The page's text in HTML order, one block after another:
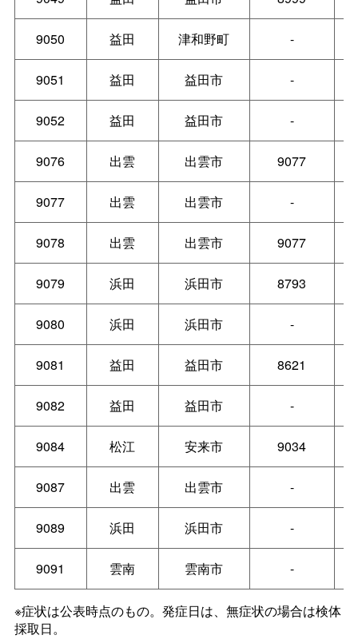
9050 益田 津和野町 -
9051 益田 益田市 -
9052 益田 益田市 -
9076 出雲 出雲市 9077
9077 出雲 出雲市 -
9078 出雲 出雲市 9077
9079 浜田 浜田市 8793
9080 浜田 浜田市 -
9081 益田 益田市 8621
9082 益田 益田市 -
9084 松江 安来市 9034
9087 出雲 出雲市 -
9089 浜田 浜田市 -
9091 雲南 雲南市 -
※症状は公表時点のもの。発症日は、無症状の場合は検体
採取日。